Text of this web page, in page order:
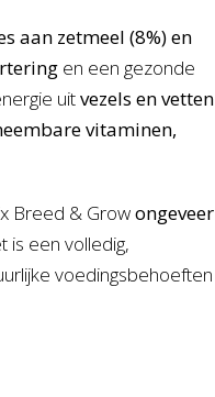
aan zetmeel (8%) en
en een gezonde
uitvezels en vetten
vitaminen,
Breed & Growongeveer
is een volledig,
voedingsbehoeften